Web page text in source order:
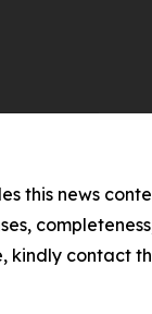
this news
kindly contact